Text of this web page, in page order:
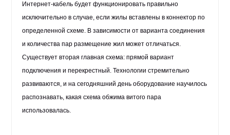
Интернет-кабель будет функционировать правильно
исключительно в случае, если жилы вставлены в коннектор по
определенной схеме. В зависимости от варианта соединения
и количества пар размещение жил может отличаться.
Существует вторая главная схема: прямой вариант
подключения и перекрестный. Технологии стремительно
развиваются, и на сегодняшний день оборудование научилось
распознавать, какая схема обжима витого пара
использовалась.